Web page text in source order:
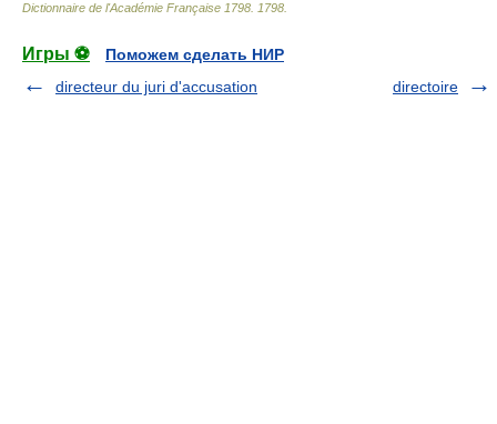
Dictionnaire de l'Académie Française 1798 1798
Игры ⚽
Поможем сделать НИР
directeur du juri d'accusation
directoire